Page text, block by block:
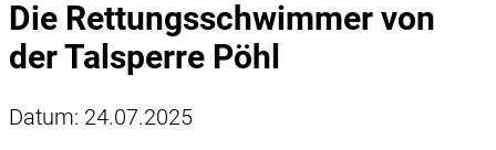
Die Rettungsschwimmer von
der Talsperre Pöhl
Datum: 24.07.2025